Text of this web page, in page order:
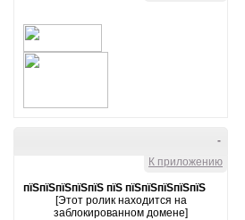
-
К приложению
пїЅпїЅпїЅпїЅпїЅ пїЅ пїЅпїЅпїЅпїЅпїЅ
[Этот ролик находится на
заблокированном домене]